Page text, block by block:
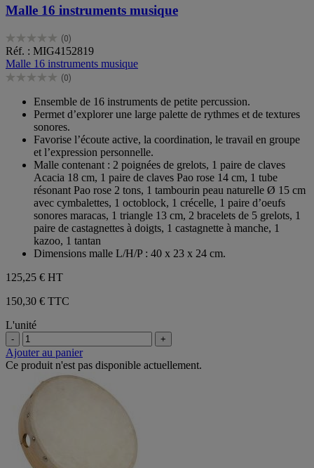
Malle 16 instruments musique
(0)
0.0
sur
5
étoiles.
Réf. : MIG4152819
Malle 16 instruments musique
(0)
0.0
étoiles.
Ensemble de 16 instruments de petite percussion.
Permet d’explorer une large palette de rythmes et de textures
sonores.
Favorise l’écoute active, la coordination, le travail en groupe
et l’expression personnelle.
Malle contenant : 2 poignées de grelots, 1 paire de claves
Acacia 18 cm, 1 paire de claves Pao rose 14 cm, 1 tube
résonant Pao rose 2 tons, 1 tambourin peau naturelle Ø 15 cm
avec cymbalettes, 1 octoblock, 1 crécelle, 1 paire d’oeufs
sonores maracas, 1 triangle 13 cm, 2 bracelets de 5 grelots, 1
paire de castagnettes à doigts, 1 castagnette à manche, 1
kazoo, 1 tantan
Dimensions malle L/H/P : 40 x 23 x 24 cm.
125,25 € HT
150,30 € TTC
L'unité
- +
Ajouter au panier
Ce produit n'est pas disponible actuellement.